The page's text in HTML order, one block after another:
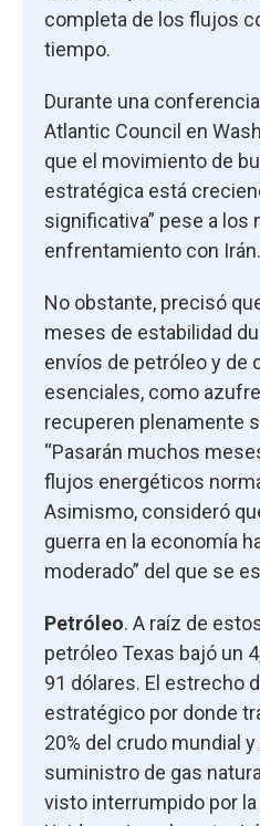
completa de los flujos
tiempo.
Durante una
Atlantic Council en
que el movimiento de
estratégica está
significativa” pese a
enfrentamiento con Irán.
No obstante, precisó
meses de estabilidad
envíos de petróleo y de
esenciales, como
recuperen plenamente
“Pasarán muchos
flujos energéticos
Asimismo, consideró
guerra en la economía
moderado” del que se
Petróleo. A raíz de
petróleo Texas bajó un
91 dólares. El estrecho
estratégico por donde
20% del crudo mundial y
suministro de gas
visto interrumpido por